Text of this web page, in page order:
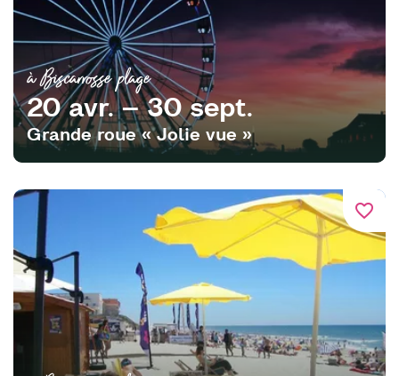
à Biscarrosse plage
20 avr. – 30 sept.
Grande roue « Jolie vue »
favorite_border